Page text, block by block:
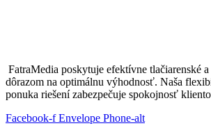
FatraMedia poskytuje efektívne tlačiarenské
dôrazom na optimálnu výhodnosť. Naša
ponuka riešení zabezpečuje spokojnosť
Facebook-f Envelope Phone-alt